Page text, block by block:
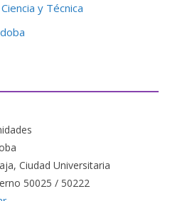
y Técnica
Ciudad Universitaria
50025 / 50222